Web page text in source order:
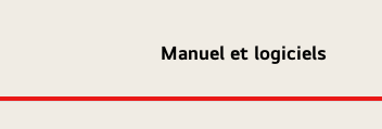
Manuel et logiciels